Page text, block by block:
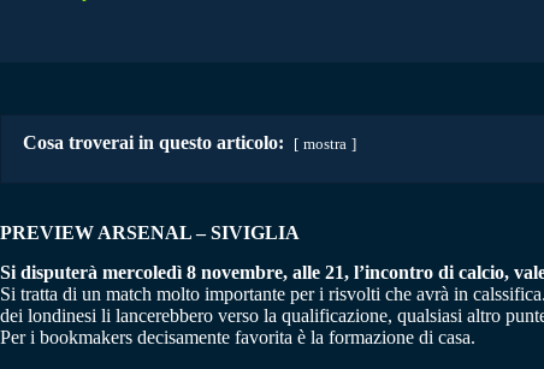
Cosa troverai in questo articolo: mostra
PREVIEW ARSENAL – SIVIGLIA
Si disputerà mercoledì 8 novembre, alle 21, l’incontro di calcio,
Si tratta di un match molto importante per i risvolti che avrà in
dei londinesi li lancerebbero verso la qualificazione, qualsiasi altro
Per i bookmakers decisamente favorita è la formazione di casa.